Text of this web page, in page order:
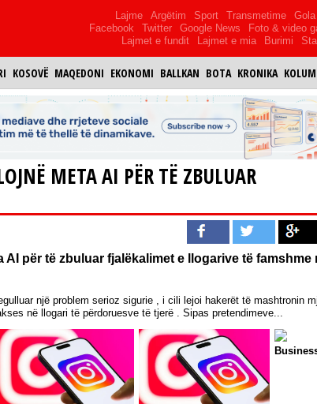
Lajme Argëtim Sport Transmetime Gola
Facebook
Twitter Google News Foto & video
Lajmet e fundit
Lajmet e mia Burimi
KOSOVË MAQEDONI EKONOMI BALLKAN BOTA KRONIKA
META AI PËR TË ZBULUAR
AI për të zbuluar fjalëkalimet e llogarive të famshme
një problem serioz sigurie , i cili lejoi hakerët të mashtronin
në llogari të përdoruesve të tjerë . Sipas pretendimeve...